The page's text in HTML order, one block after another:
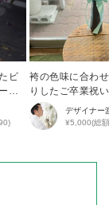
ビ
ブ
袴の色味に合わ
りしたご卒業祝
デザイナー
¥5,000(総